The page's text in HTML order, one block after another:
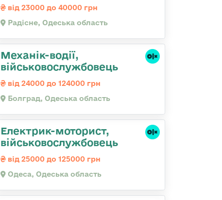
від 23000 до 40000 грн
Радісне, Одеська область
Механік-водії,
військовослужбовець
від 24000 до 124000 грн
Болград, Одеська область
Електрик-моторист,
військовослужбовець
від 25000 до 125000 грн
Одеса, Одеська область